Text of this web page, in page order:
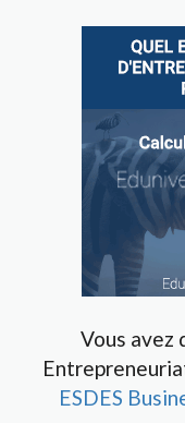
Vous avez
ESDES